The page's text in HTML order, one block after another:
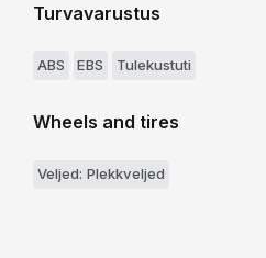
Turvavarustus
ABS EBS Tulekustuti
Wheels and tires
Veljed: Plekkveljed